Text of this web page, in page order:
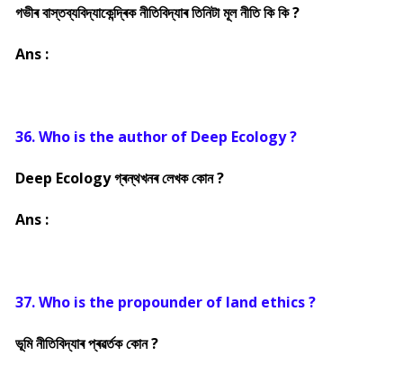
গভীৰ বাস্তব্যবিদ্যাকেন্দ্ৰিক নীতিবিদ্যাৰ তিনিটা মূল নীতি কি কি ?
Ans :
36. Who is the author of Deep Ecology ?
Deep Ecology গ্ৰন্থখনৰ লেখক কোন ?
Ans :
37. Who is the propounder of land ethics ?
ভূমি নীতিবিদ্যাৰ প্ৰৱৰ্তক কোন ?